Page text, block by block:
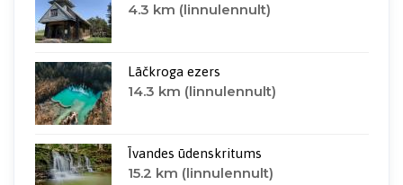
4.3 km (linnulennult)
Lāčkroga ezers
14.3 km (linnulennult)
Īvandes ūdenskritums
15.2 km (linnulennult)